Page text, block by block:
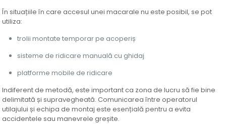
În situațiile în care accesul unei macarale nu este posibil, se pot
utiliza:
trolii montate temporar pe acoperiș
sisteme de ridicare manuală cu ghidaj
platforme mobile de ridicare
Indiferent de metodă, este important ca zona de lucru să fie bine
delimitată și supravegheată. Comunicarea între operatorul
utilajului și echipa de montaj este esențială pentru a evita
accidentele sau manevrele greșite.